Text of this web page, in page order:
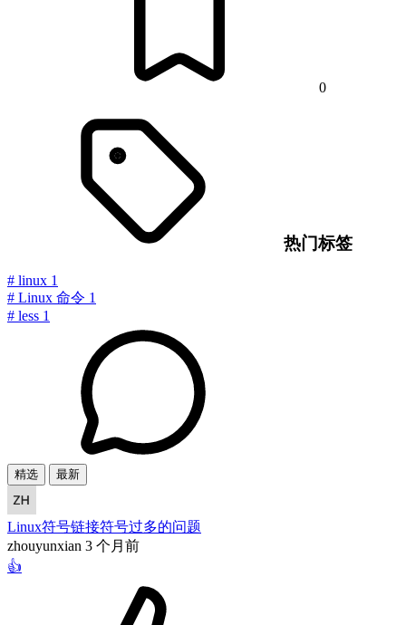
0
热门标签
# linux 1
# Linux 命令 1
# less 1
精选 最新
Linux符号链接符号过多的问题
zhouyunxian 3 个月前
👍